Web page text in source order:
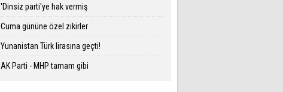
'Dinsiz parti'ye hak vermiş
Cuma gününe özel zikirler
Yunanistan Türk lirasına geçti!
AK Parti - MHP tamam gibi